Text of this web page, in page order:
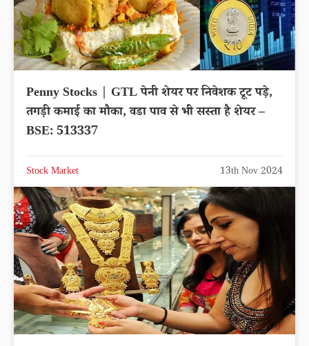
Penny Stocks | GTL पेनी शेयर पर निवेशक टूट पड़े,
तगड़ी कमाई का मौका, वडा पाव से भी सस्ता है शेयर –
BSE: 513337
Stock Market 13th Nov 2024